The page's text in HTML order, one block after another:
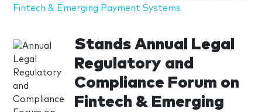
Fintech & Emerging Payment Systems
Stands Annual Legal
Regulatory and
Compliance Forum on
Fintech & Emerging